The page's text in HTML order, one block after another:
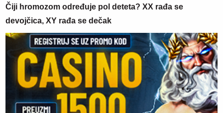
Čiji hromozom određuje pol deteta? XX rađa se
devojčica, XY rađa se dečak